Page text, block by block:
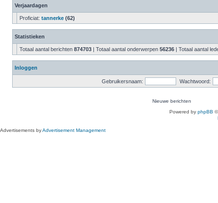
Verjaardagen
Proficiat: tannerke (62)
Statistieken
Totaal aantal berichten 874703 | Totaal aantal onderwerpen 56236 | Totaal aantal
Inloggen
Gebruikersnaam: Wachtwoord:
Nieuwe berichten
Powered by phpBB
Advertisements byAdvertisement Management